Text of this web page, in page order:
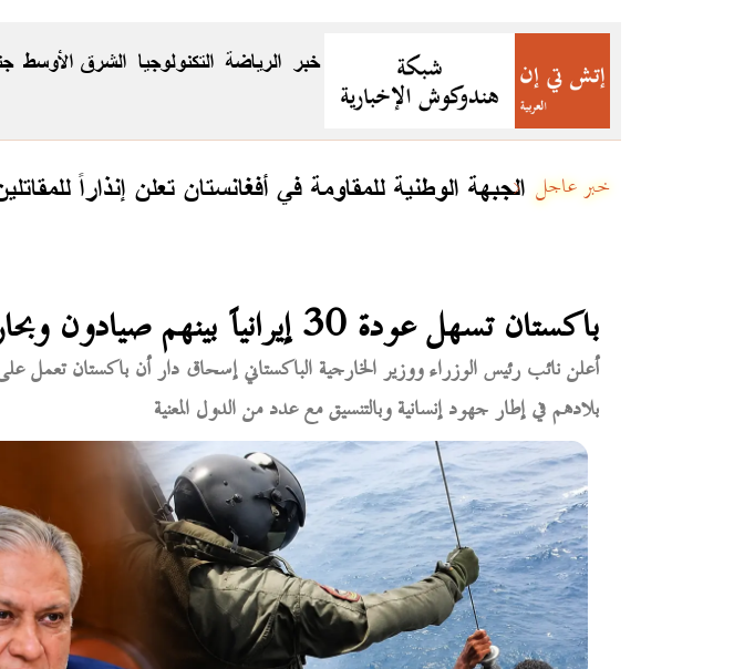
الشرق الأوسط التكنولوجيا الرياضة خبر
الجبهة الوطنية للمقاومة في أفغانستان تعلن إنذاراً خبر عاجل
باكستان تسهل عودة 30 إيرانياً بينهم صيادون وبحارة خلال الأيام المقبلة
بلادهم في إطار جهود إنسانية وبالتنسيق مع عدد من الدول المعنية